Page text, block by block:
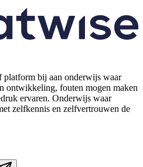
platform bij aan onderwijs waar
ontwikkeling, fouten mogen maken
ervaren. Onderwijs waar
zelfkennis en zelfvertrouwen de